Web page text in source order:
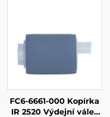
FC6-6661-000 Kopírka
IR 2520 Výdejní válec